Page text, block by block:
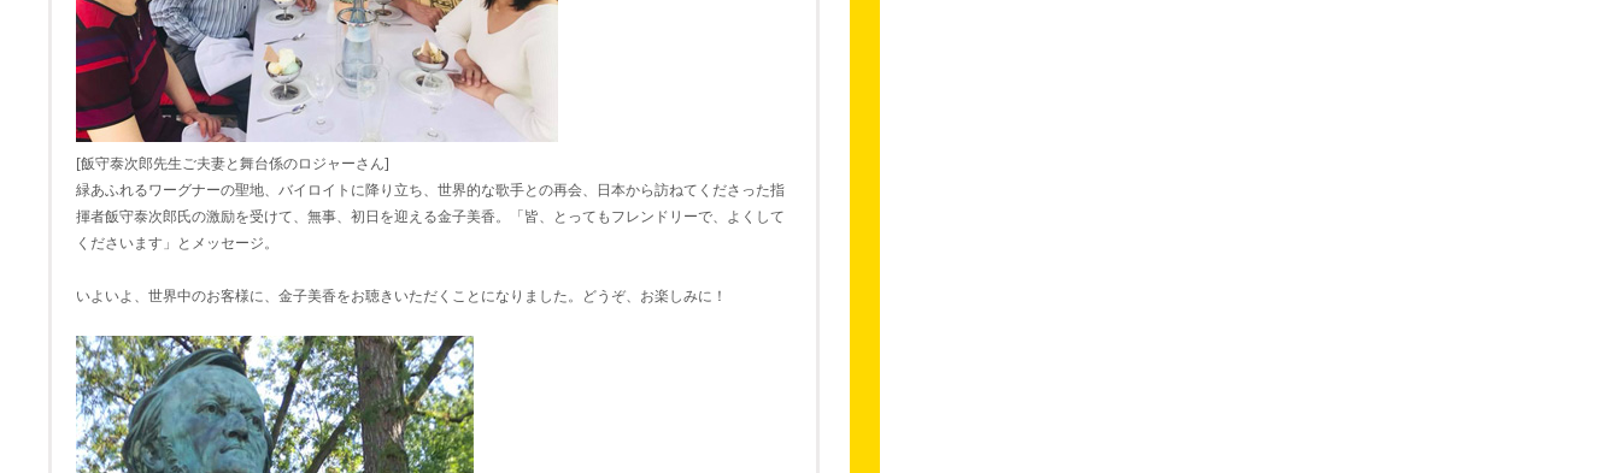
[飯守泰次郎先生ご夫妻と舞台係のロジャーさん]
緑あふれるワーグナーの聖地、バイロイトに降り立ち、世界的な歌手との再会、日本から訪ねてくださった指
揮者飯守泰次郎氏の激励を受けて、無事、初日を迎える金子美香。「皆、とってもフレンドリーで、よくして
くださいます」とメッセージ。
いよいよ、世界中のお客様に、金子美香をお聴きいただくことになりました。どうぞ、お楽しみに！